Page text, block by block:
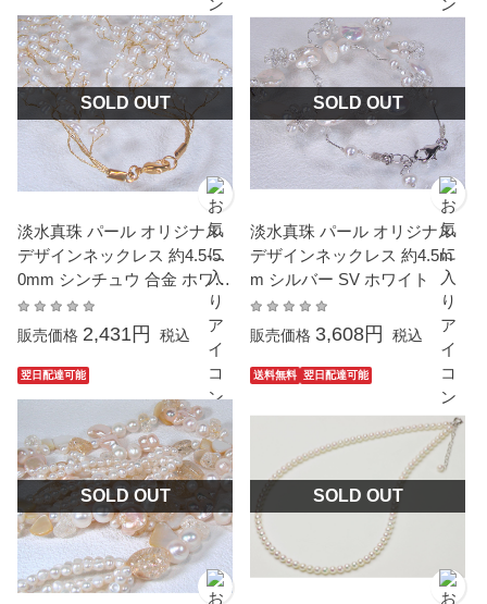
SOLD OUT
淡水真珠 パール オリジナル
デザインネックレス 約4.5-5.
0mm シンチュウ 合金 ホワイ
ト ポテト
販売価格 2,431円 税込
SOLD OUT
淡水真珠 パール オリジナル
デザインネックレス 約4.5m
m シルバー SV ホワイト
販売価格 3,608円 税込
翌日配達可能
SOLD OUT
送料無料 翌日配達可能
SOLD OUT